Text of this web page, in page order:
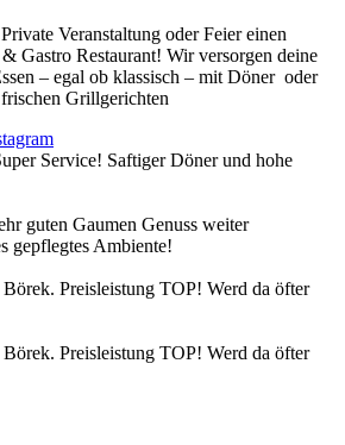
Veranstaltung oder Feier einen
Gastro Restaurant! Wir versorgen deine
– egal ob klassisch – mit Döner oder
Grillgerichten
Service! Saftiger Döner und hohe
guten Gaumen Genuss weiter
gepflegtes Ambiente!
Preisleistung TOP! Werd da öfter
Preisleistung TOP! Werd da öfter